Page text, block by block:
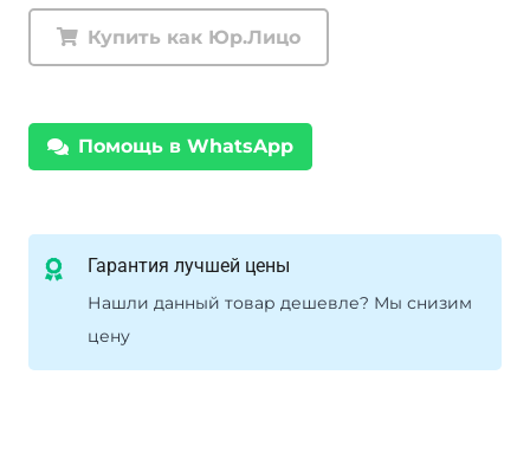
автомобильная
электрическая
Seal
Gen2
(EAC)
Купить как Юр.Лицо
Помощь в WhatsApp
Гарантия лучшей цены
Нашли данный товар дешевле? Мы снизим
цену